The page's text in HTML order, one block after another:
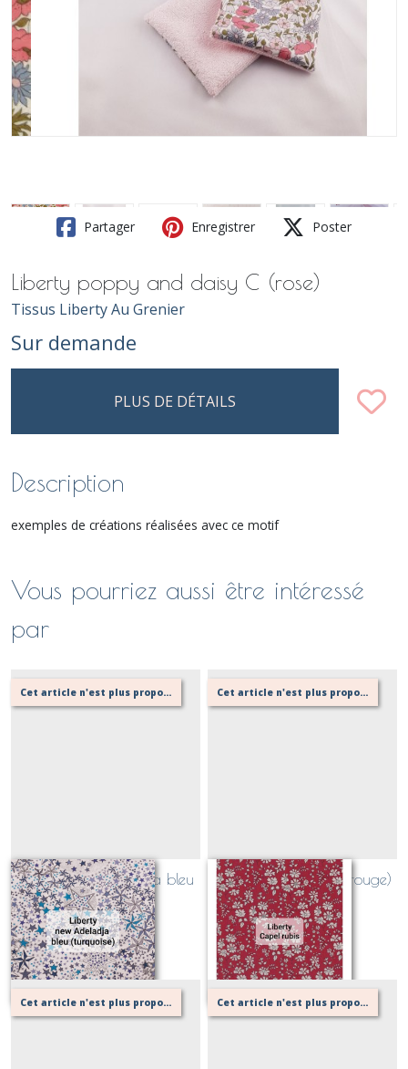
Partager Enregistrer Poster
Liberty poppy and daisy C (rose)
Tissus Liberty Au Grenier
Sur demande
PLUS DE DÉTAILS
Description
exemples de créations réalisées avec ce motif
Vous pourriez aussi être intéressé
par
Cet article n'est plus proposé, retournez au menu principal ou contactez moi!
Liberty New Adeladja bleu
et turquoise
Sur demande
Cet article n'est plus proposé, retournez au menu principal ou contactez moi!
Liberty Capel Rubis (rouge)
Sur demande
Cet article n'est plus proposé, retournez au menu principal ou contactez moi! Cet article n'est plus proposé, retournez au menu principal ou contactez moi!